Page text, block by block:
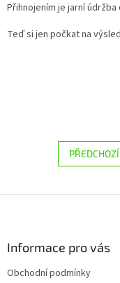
Přihnojením je jarní údržba
Teď si jen počkat na
Informace pro vás
Obchodní podmínky